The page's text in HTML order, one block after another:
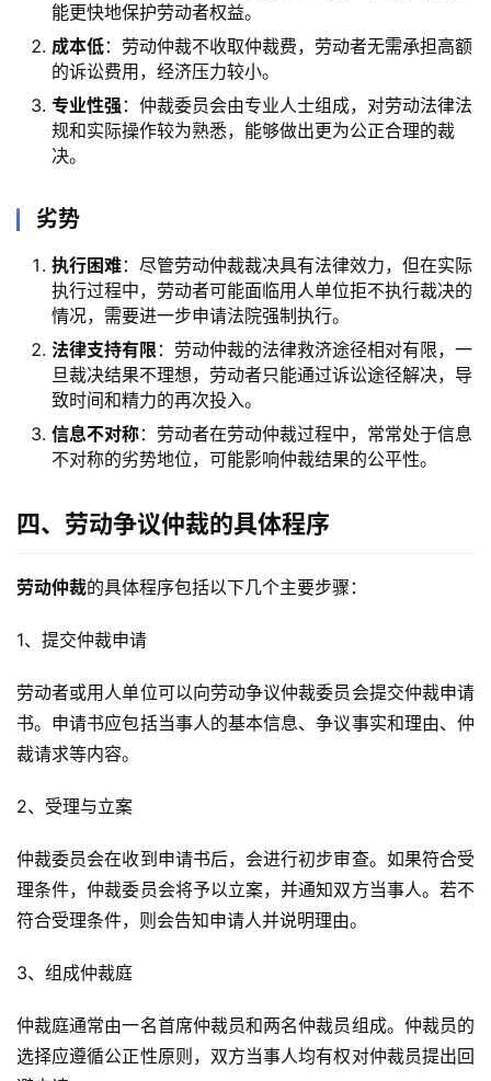
能更快地保护劳动者权益。
成本低：劳动仲裁不收取仲裁费，劳动者无需承担高额
的诉讼费用，经济压力较小。
专业性强 ：仲裁委员会由专业人士组成，对劳动法律法
规和实际操作较为熟悉，能够做出更为公正合理的裁
决。
劣势
执行困难：尽管劳动仲裁裁决具有法律效力，但在实际
执行过程中，劳动者可能面临用人单位拒不执行裁决的
情况，需要进一步申请法院强制执行。
法律支持有限 ：劳动仲裁的法律救济途径相对有限，一
旦裁决结果不理想，劳动者只能通过诉讼途径解决，导
致时间和精力的再次投入。
信息不对称：劳动者在劳动仲裁过程中，常常处于信息
不对称的劣势地位，可能影响仲裁结果的公平性。
四、劳动争议仲裁的具体程序
劳动仲裁的具体程序包括以下几个主要步骤：
1、提交仲裁申请
劳动者或用人单位可以向劳动争议仲裁委员会提交仲裁申请
书。申请书应包括当事人的基本信息、争议事实和理由、仲
裁请求等内容。
2、受理与立案
仲裁委员会在收到申请书后，会进行初步审查。如果符合受
理条件，仲裁委员会将予以立案，并通知双方当事人。若不
符合受理条件，则会告知申请人并说明理由。
3、组成仲裁庭
仲裁庭通常由一名首席仲裁员和两名仲裁员组成。仲裁员的
选择应遵循公正性原则，双方当事人均有权对仲裁员提出回